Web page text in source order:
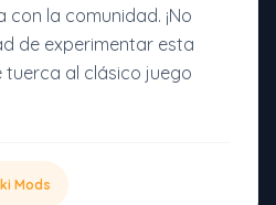
la comunidad. ¡No
de experimentar esta
tuerca al clásico juego
Mods